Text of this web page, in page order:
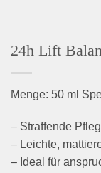
24h Lift
Menge: 50 ml
– Straffende
– Leichte,
– Ideal für